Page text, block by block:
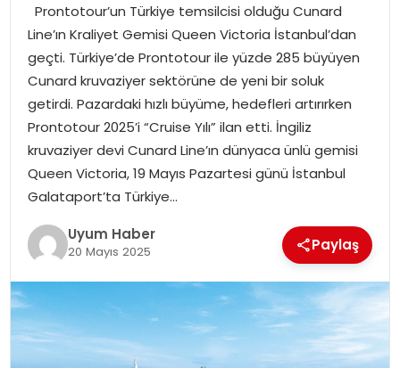
SPOR
TEKNOLOJI
SAĞLIK
MAGAZIN
YAŞAM
Prontotour’un Türkiye temsilcisi olduğu Cunard
Line’ın Kraliyet Gemisi Queen Victoria İstanbul’dan
geçti. Türkiye’de Prontotour ile yüzde 285 büyüyen
Cunard kruvaziyer sektörüne de yeni bir soluk
getirdi. Pazardaki hızlı büyüme, hedefleri artırırken
Prontotour 2025’i “Cruise Yılı” ilan etti. İngiliz
kruvaziyer devi Cunard Line’ın dünyaca ünlü gemisi
Queen Victoria, 19 Mayıs Pazartesi günü İstanbul
Galataport’ta Türkiye…
Uyum Haber
20 Mayıs 2025 Paylaş